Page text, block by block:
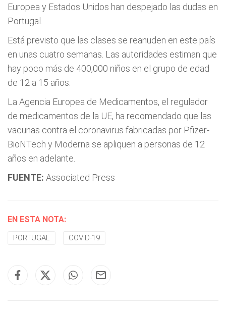
Europea y Estados Unidos han despejado las dudas en
Portugal.
Está previsto que las clases se reanuden en este país
en unas cuatro semanas. Las autoridades estiman que
hay poco más de 400,000 niños en el grupo de edad
de 12 a 15 años.
La Agencia Europea de Medicamentos, el regulador
de medicamentos de la UE, ha recomendado que las
vacunas contra el coronavirus fabricadas por Pfizer-
BioNTech y Moderna se apliquen a personas de 12
años en adelante.
FUENTE: Associated Press
EN ESTA NOTA:
PORTUGAL COVID-19